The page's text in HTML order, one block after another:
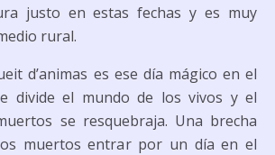
justo en estas fechas y es muy
rural.
d’animas es ese día mágico en el
divide el mundo de los vivos y el
se resquebraja. Una brecha
muertos entrar por un día en el